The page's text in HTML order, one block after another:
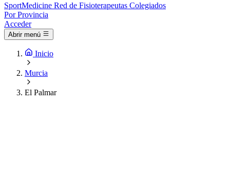
SportMedicine Red de Fisioterapeutas Colegiados
Por Provincia
Acceder
Abrir menú
Inicio
Murcia
El Palmar